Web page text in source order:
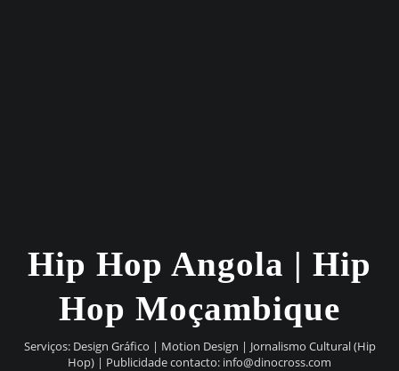
Hip Hop Angola | Hip
Hop Moçambique
Serviços: Design Gráfico | Motion Design | Jornalismo Cultural (Hip
Hop) | Publicidade contacto: info@dinocross.com